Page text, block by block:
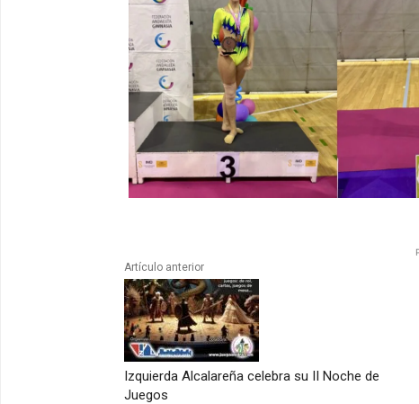
Artículo anterior
Izquierda Alcalareña celebra su II Noche de
Juegos